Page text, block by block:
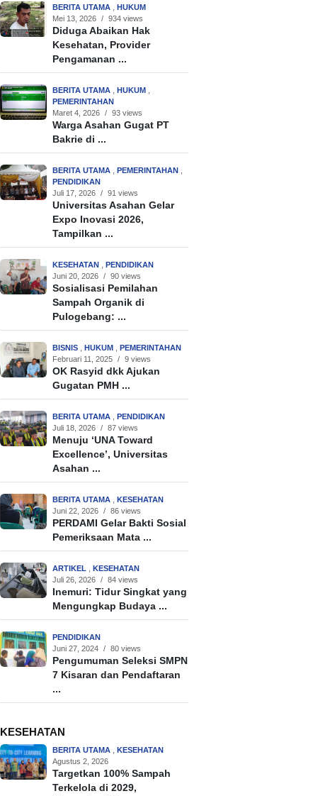
BERITA UTAMA , HUKUM
Mei 13, 2026
/ 934 views
Diduga Abaikan Hak
Kesehatan, Provider
Pengamanan ...
BERITA UTAMA , HUKUM ,
PEMERINTAHAN
Maret 4, 2026
/ 93 views
Warga Asahan Gugat PT
Bakrie di ...
BERITA UTAMA , PEMERINTAHAN ,
PENDIDIKAN
Juli 17, 2026
/ 91 views
Universitas Asahan Gelar
Expo Inovasi 2026,
Tampilkan ...
KESEHATAN , PENDIDIKAN
Juni 20, 2026
/ 90 views
Sosialisasi Pemilahan
Sampah Organik di
Pulogebang: ...
BISNIS , HUKUM , PEMERINTAHAN
Februari 11, 2025
/ 9 views
OK Rasyid dkk Ajukan
Gugatan PMH ...
BERITA UTAMA , PENDIDIKAN
Juli 18, 2026
/ 87 views
Menuju ‘UNA Toward
Excellence’, Universitas
Asahan ...
BERITA UTAMA , KESEHATAN
Juni 22, 2026
/ 86 views
PERDAMI Gelar Bakti Sosial
Pemeriksaan Mata ...
ARTIKEL , KESEHATAN
Juli 26, 2026
/ 84 views
Inemuri: Tidur Singkat yang
Mengungkap Budaya ...
PENDIDIKAN
Juni 27, 2024
/ 80 views
Pengumuman Seleksi SMPN
7 Kisaran dan Pendaftaran
...
KESEHATAN
BERITA UTAMA , KESEHATAN
Agustus 2, 2026
Targetkan 100% Sampah
Terkelola di 2029,